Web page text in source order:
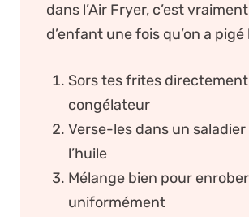
dans l’Air Fryer, c’est
d’enfant une fois qu’on a
Sors tes frites
congélateur
Verse-les dans un saladier
l’huile
Mélange bien pour enrober
uniformément